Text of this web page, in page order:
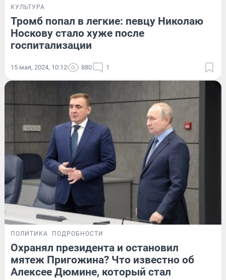
КУЛЬТУРА
Тромб попал в легкие: певцу Николаю
Носкову стало хуже после
госпитализации
15 мая, 2024, 10:12 880 1
ПОЛИТИКА ПОДРОБНОСТИ
Охранял президента и остановил
мятеж Пригожина? Что известно об
Алексее Дюмине, который стал